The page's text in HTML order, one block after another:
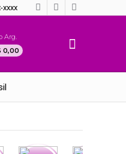
xxxx
Arg.
0,00